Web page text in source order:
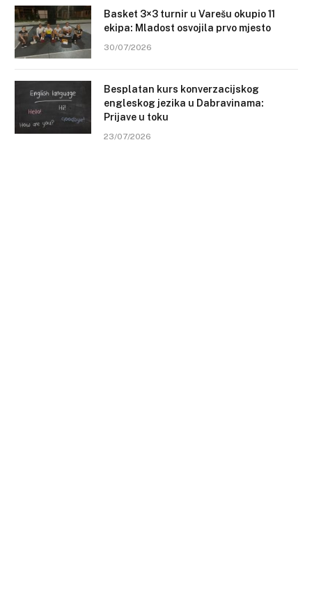
Basket 3×3 turnir u Varešu okupio 11
ekipa: Mladost osvojila prvo mjesto
30/07/2026
Besplatan kurs konverzacijskog
engleskog jezika u Dabravinama:
Prijave u toku
23/07/2026